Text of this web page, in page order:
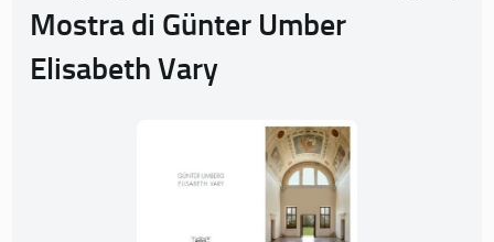
Mostra di Günter Umber
Elisabeth Vary